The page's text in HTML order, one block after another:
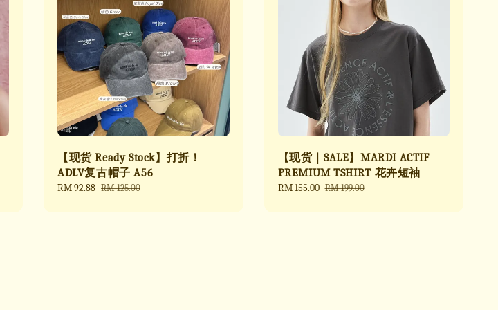
【现货 Ready Stock】打折！
ADLV复古帽子 A56
Sale
RM 92.88 Regular
RM 125.00
【现货｜SALE】MARDI ACTIF
PREMIUM TSHIRT 花卉短袖
Sale
RM 155.00 Regular
RM 199.00